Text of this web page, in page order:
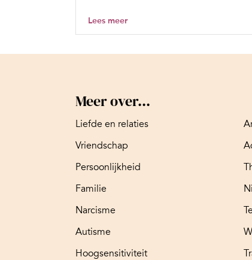
Lees meer
Meer over...
Liefde en relaties
Vriendschap
Persoonlijkheid
Familie
Narcisme
Autisme
Hoogsensitiviteit